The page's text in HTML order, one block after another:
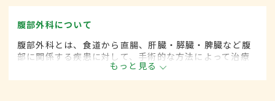
腹部外科について
腹部外科とは、食道から直腸、肝臓・膵臓・脾臓など腹
部に関係する疾患に対して、手術的な方法によって治療
する外科の一領域です。もっと見る